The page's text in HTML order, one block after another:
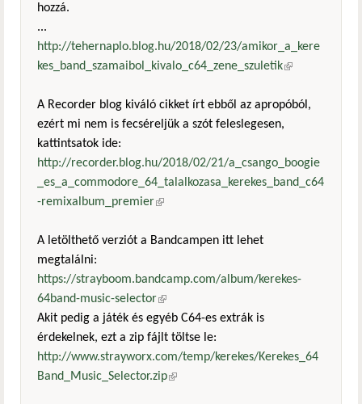
hozzá.
...
http://tehernaplo.blog.hu/2018/02/23/amikor_a_kere
kes_band_szamaibol_kivalo_c64_zene_szuletik(külső
A Recorder blog kiváló cikket írt ebből az apropóból,
ezért mi nem is fecséreljük a szót feleslegesen,
kattintsatok ide:
http://recorder.blog.hu/2018/02/21/a_csango_boogie
_es_a_commodore_64_talalkozasa_kerekes_band_c64
-remixalbum_premier(külső hivatkozás)
A letölthető verziót a Bandcampen itt lehet
megtalálni:
https://strayboom.bandcamp.com/album/kerekes-
64band-music-selector(külső hivatkozás)
Akit pedig a játék és egyéb C64-es extrák is
érdekelnek, ezt a zip fájlt töltse le:
http://www.strayworx.com/temp/kerekes/Kerekes_64
Band_Music_Selector.zip(külső hivatkozás)